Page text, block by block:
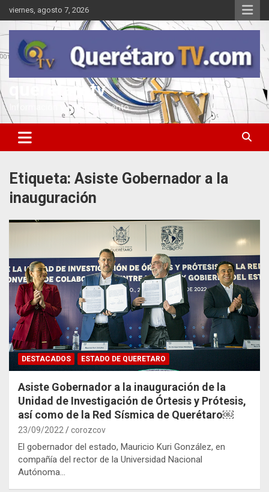
Saltar
al
contenido
viernes, agosto 7, 2026
queretarotv
Información y entretenimiento
Etiqueta: Asiste Gobernador a la
inauguración
DESTACADOS ESTADO DE QUERETARO
Asiste Gobernador a la inauguración de la
Unidad de Investigación de Órtesis y Prótesis,
así como de la Red Sísmica de Querétaro￼
23/09/2022 corozcov
El gobernador del estado, Mauricio Kuri González, en
compañía del rector de la Universidad Nacional
Autónoma…